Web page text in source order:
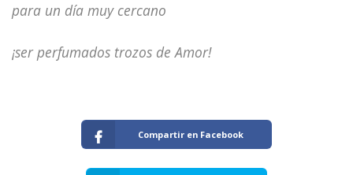
para un día muy cercano
¡ser perfumados trozos de Amor!
Compartir en Facebook